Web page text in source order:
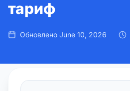
тариф
Обновлено June 10, 2026